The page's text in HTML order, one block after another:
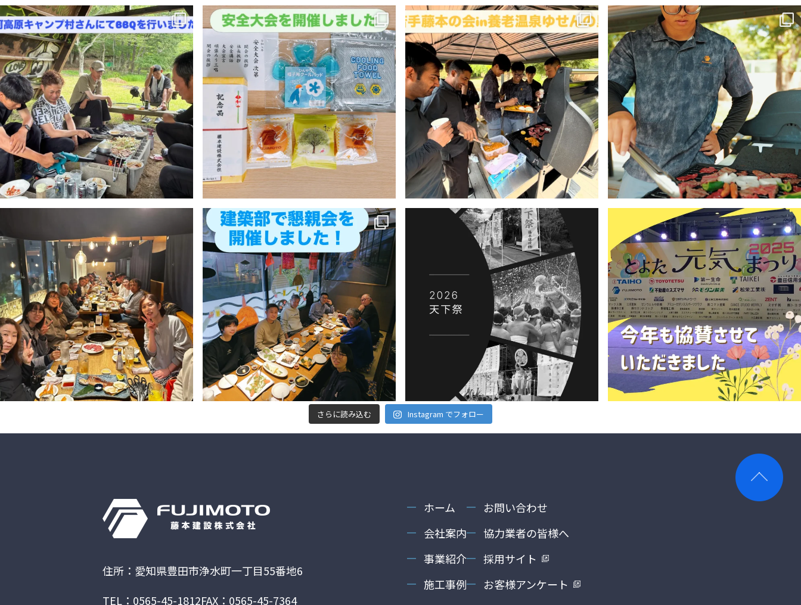
さらに読み込む Instagram でフォロー
住所：愛知県豊田市浄水町一丁目55番地6
TEL：0565-45-1812FAX：0565-45-7364
ホーム
会社案内
事業紹介
施工事例
お問い合わせ
協力業者の皆様へ
採用サイト
お客様アンケート